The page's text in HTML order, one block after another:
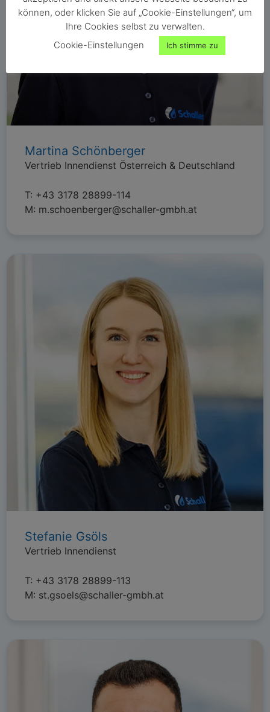
Martina Schönberger
Vertrieb Innendienst Österreich & Deutschland
T: +43 3178 28899-114
M: m.schoenberger@schaller-gmbh.at
Stefanie Gsöls
Vertrieb Innendienst
T: +43 3178 28899-113
M: st.gsoels@schaller-gmbh.at
können, oder klicken Sie auf „Cookie-Einstellungen“, um
Ihre Cookies selbst zu verwalten.
Cookie-Einstellungen
Ich stimme zu